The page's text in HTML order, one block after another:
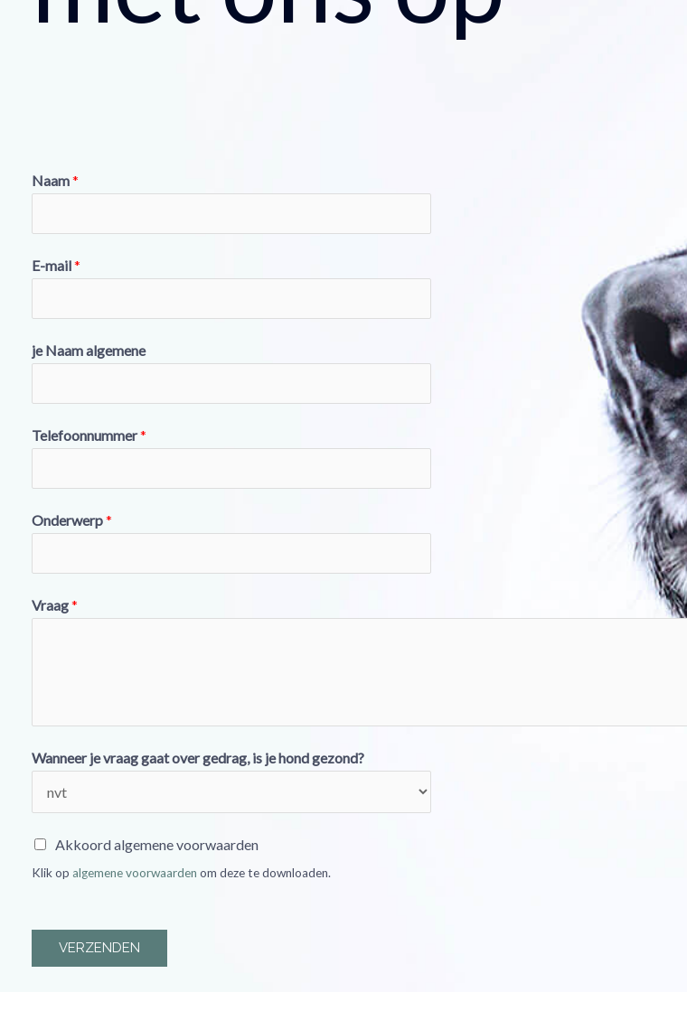
Naam*
E-mail*
je Naam algemene
Telefoonnummer*
Onderwerp*
Vraag*
Wanneer je vraag gaat over gedrag, is je hond gezond?
A
k
Akkoord algemene voorwaarden
Klik op algemene voorwaarden om deze te downloaden.
VERZENDEN